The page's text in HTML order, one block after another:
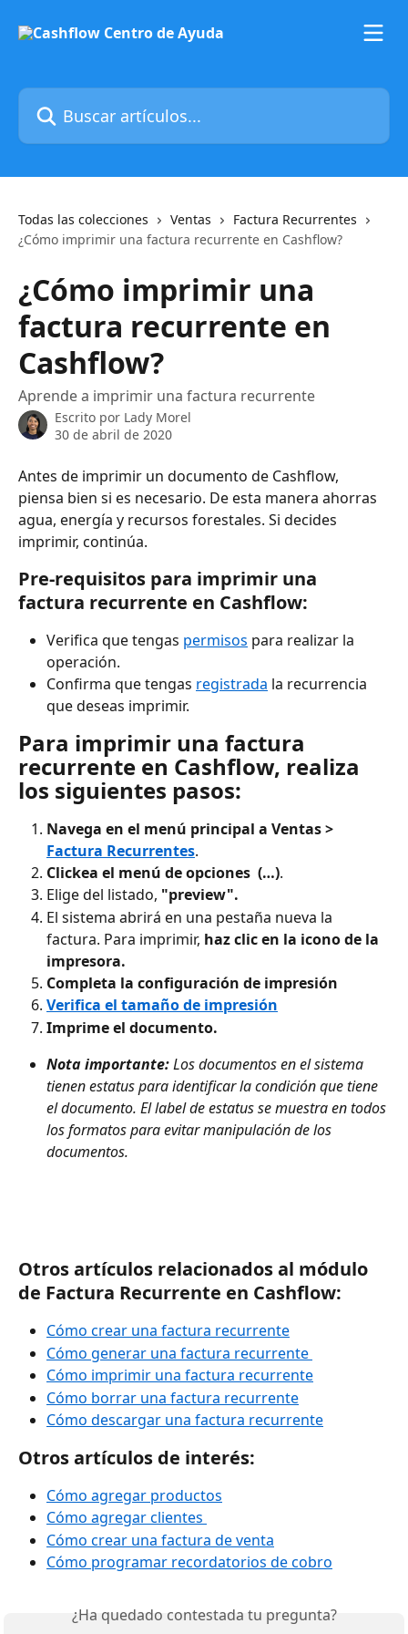
Buscar artículos...
Todas las colecciones Ventas
Factura Recurrentes
¿Cómo imprimir una factura recurrente en Cashflow?
¿Cómo imprimir una
factura recurrente en
Cashflow?
Aprende a imprimir una factura recurrente
Escrito por Lady Morel
30 de abril de 2020
Antes de imprimir un documento de Cashflow,
piensa bien si es necesario. De esta manera ahorras
agua, energía y recursos forestales. Si decides
imprimir, continúa.
Pre-requisitos para imprimir una
factura recurrente en Cashflow:
Verifica que tengas permisos para realizar la
operación.
Confirma que tengas registrada la recurrencia
que deseas imprimir.
Para imprimir una factura
recurrente en Cashflow, realiza
los siguientes pasos:
Navega en el menú principal a Ventas >
Factura Recurrentes.
Clickea el menú de opciones  (…).
Elige del listado, "preview".
El sistema abrirá en una pestaña nueva la
factura. Para imprimir, haz clic en la icono de la
impresora.
Completa la configuración de impresión
Verifica el tamaño de impresión
Imprime el documento.
Nota importante: Los documentos en el sistema
tienen estatus para identificar la condición que tiene
el documento. El label de estatus se muestra en todos
los formatos para evitar manipulación de los
documentos.
Otros artículos relacionados al módulo
de Factura Recurrente en Cashflow:
Cómo crear una factura recurrente
Cómo generar una factura recurrente
Cómo imprimir una factura recurrente
Cómo borrar una factura recurrente
Cómo descargar una factura recurrente
Otros artículos de interés:
Cómo agregar productos
Cómo agregar clientes
Cómo crear una factura de venta
Cómo programar recordatorios de cobro
¿Ha quedado contestada tu pregunta?